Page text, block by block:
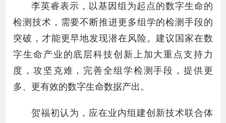
李英睿表示，以基因组为起点的数字生命的
检测技术，需要不断推进更多组学的检测手段的
突破，才能更早地发现潜在风险。建议国家在数
字生命产业的底层科技创新上加大重点支持力
度，攻坚克难，完善全组学检测手段，提供更
多、更有效的数字生命数据产出。
贺福初认为，应在业内组建创新技术联合体